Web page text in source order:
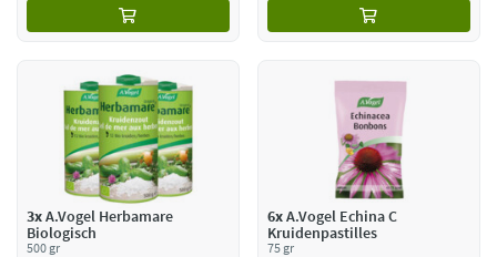
3xA.Vogel Herbamare
Biologisch
500 gr
6xA.Vogel Echina C
Kruidenpastilles
75 gr